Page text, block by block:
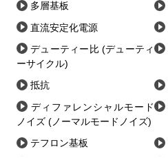
多層基板
直流安定化電源
デューティー比 (デューティ
ーサイクル)
抵抗
ディファレンシャルモード
ノイズ (ノーマルモードノイズ)
テフロン基板